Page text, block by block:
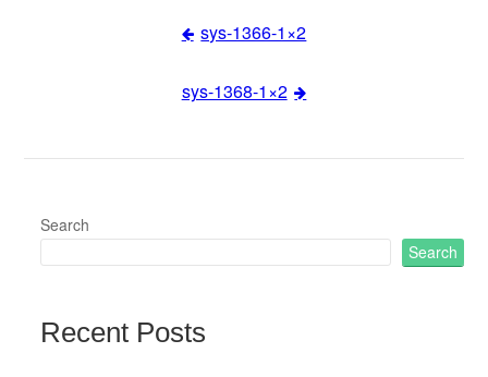
sys-1366-1×2
sys-1368-1×2
Search
Search
Recent Posts